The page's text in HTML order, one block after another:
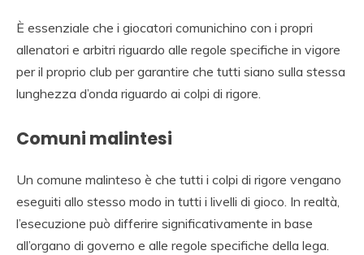
È essenziale che i giocatori comunichino con i propri
allenatori e arbitri riguardo alle regole specifiche in vigore
per il proprio club per garantire che tutti siano sulla stessa
lunghezza d’onda riguardo ai colpi di rigore.
Comuni malintesi
Un comune malinteso è che tutti i colpi di rigore vengano
eseguiti allo stesso modo in tutti i livelli di gioco. In realtà,
l’esecuzione può differire significativamente in base
all’organo di governo e alle regole specifiche della lega.